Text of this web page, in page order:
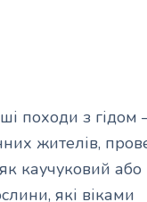
походи з гідом
жителів,
каучуковий або
які віками